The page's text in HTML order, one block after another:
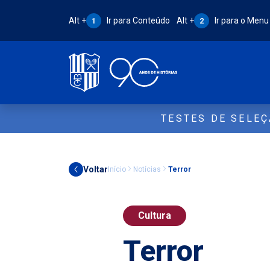
Atalho Alt + 1:
Alt + 1 Ir para Conteúdo Atalho Alt + 2:
Alt + 2 Ir para o Menu
TESTES DE
Voltar Início Notícias Terror
Cultura
Terror